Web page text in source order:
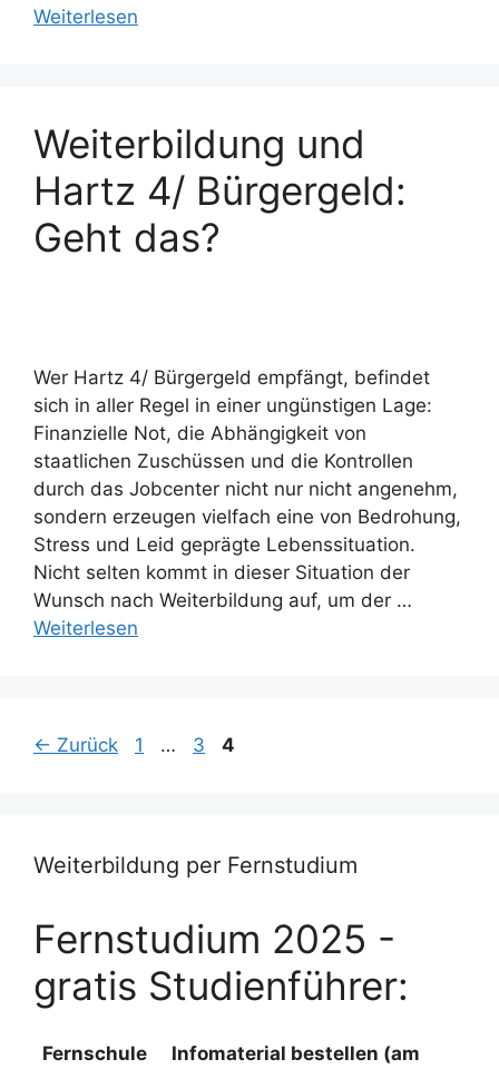
Weiterlesen
Weiterbildung und
Hartz 4/ Bürgergeld:
Geht das?
Wer Hartz 4/ Bürgergeld empfängt, befindet
sich in aller Regel in einer ungünstigen Lage:
Finanzielle Not, die Abhängigkeit von
staatlichen Zuschüssen und die Kontrollen
durch das Jobcenter nicht nur nicht angenehm,
sondern erzeugen vielfach eine von Bedrohung,
Stress und Leid geprägte Lebenssituation.
Nicht selten kommt in dieser Situation der
Wunsch nach Weiterbildung auf, um der …
Weiterlesen
← Zurück Seite
1 … Seite
3 Seite
4
Weiterbildung per Fernstudium
Fernstudium 2025 -
gratis Studienführer:
Fernschule
Infomaterial bestellen (am